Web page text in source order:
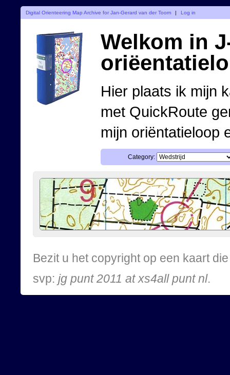
Digital Orienteering Map Archive for Jan-Gerard van der Toorn | Log in
Welkom in
Hier plaats ik mijn
met QuickRoute
mijn oriëntatieloop
Category:
Bezit u het copyright op een kaart
svp: jg punt 2011 at xs4all punt nl.